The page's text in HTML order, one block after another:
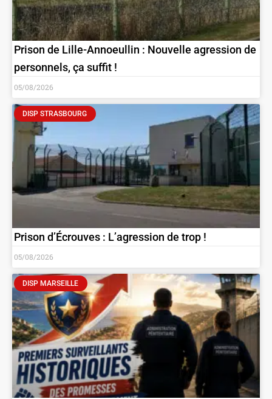
Prison de Lille-Annoeullin : Nouvelle agression de
personnels, ça suffit !
05/08/2026
DISP STRASBOURG
Prison d’Écrouves : L’agression de trop !
05/08/2026
DISP MARSEILLE